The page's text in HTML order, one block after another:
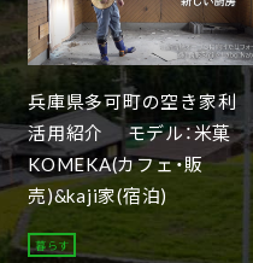
兵庫県多可町の空き家利
活用紹介 モデル：米菓
KOMEKA(カフェ・販
売)&kaji家(宿泊)
暮らす